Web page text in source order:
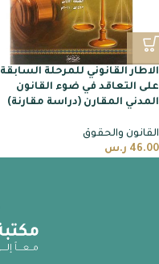
الاطار القانوني للمرحلة السابقة
على التعاقد في ضوء القانون
المدني المقارن (دراسة مقارنة)
القانون والحقوق
46.00 ر.س